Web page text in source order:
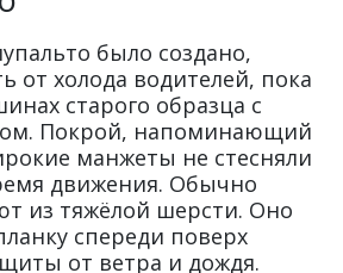
было создано,
от холода водителей, пока
старого образца с
Покрой, напоминающий
манжеты не стесняли
движения. Обычно
из тяжёлой шерсти. Оно
спереди поверх
от ветра и дождя.